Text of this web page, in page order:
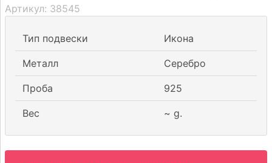
Вопрос-
Реквизиты
Контакты
Артикул: 38545
Тип подвески Икона
Металл Серебро
Проба 925
Вес ~ g.